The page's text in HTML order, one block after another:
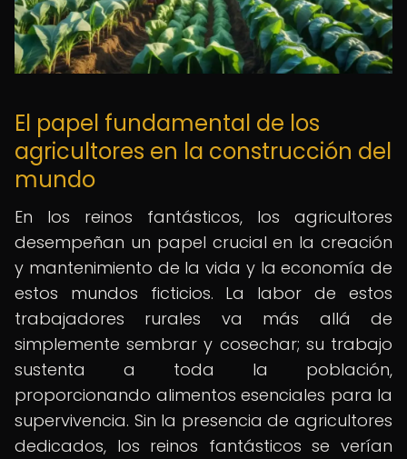
El papel fundamental de los
agricultores en la construcción del
mundo
En los reinos fantásticos, los agricultores
desempeñan un papel crucial en la creación
y mantenimiento de la vida y la economía de
estos mundos ficticios. La labor de estos
trabajadores rurales va más allá de
simplemente sembrar y cosechar; su trabajo
sustenta a toda la población,
proporcionando alimentos esenciales para la
supervivencia. Sin la presencia de agricultores
dedicados, los reinos fantásticos se verían